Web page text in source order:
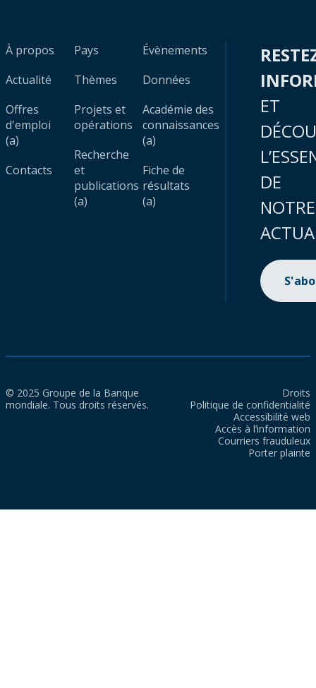
À propos
Actualité
Offres
d'emploi
(a)
Contacts
Pays
Thèmes
Projets et
opérations
Recherche
et
publications
(a)
Évènements
Données
Académie des
connaissances
(a)
Fiche de
résultats
(a)
ET
DE
NOTRE
© 2025 Groupe de la Banque
mondiale. Tous droits réservés.
Droits
Politique de confidentialité
Accessibilité web
Accès à l’information
Courriers frauduleux
Porter plainte